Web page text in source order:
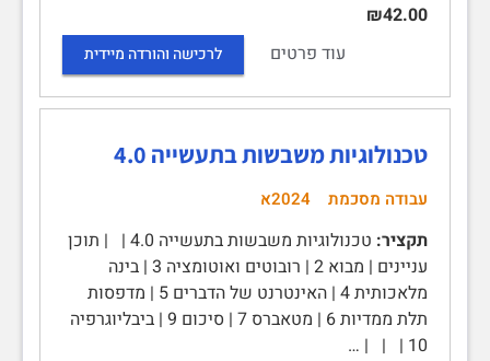
₪42.00
עוד פרטים
לרכישה והורדה מיידית
טכנולוגיות משבשות בתעשייה 4.0
עבודה מסכמת 2024א
תקציר:
טכנולוגיות משבשות בתעשייה 4.0 | | תוכן
עניינים | מבוא 2 | רובוטים ואוטומציה 3 | בינה
מלאכותית 4 | האינטרנט של הדברים 5 | מדפסות
תלת ממדיות 6 | מטאברס 7 | סיכום 9 | ביבליוגרפיה
10 | | | …